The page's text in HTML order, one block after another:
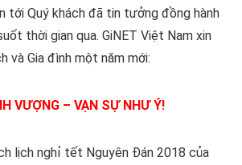
tới Quý khách đã tin tưởng đồng hành
thời gian qua. GiNET Việt Nam xin
và Gia đình một năm mới:
VƯỢNG – VẠN SỰ NHƯ Ý!
lịch nghỉ tết Nguyên Đán 2018 của